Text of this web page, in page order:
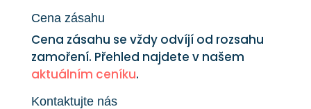
Cena zásahu
Cena zásahu se vždy odvíjí od rozsahu
zamoření. Přehled najdete v našem
aktuálním ceníku.
Kontaktujte nás